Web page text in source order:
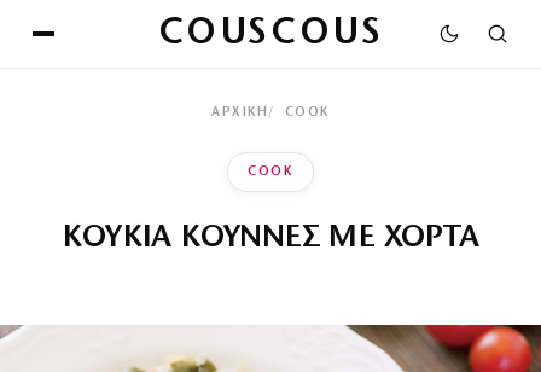
COUSCOUS
ΑΡΧΙΚΉ COOK
COOK
ΚΟΥΚΙΑ ΚΟΥΝΝΕΣ ΜΕ ΧΟΡΤΑ